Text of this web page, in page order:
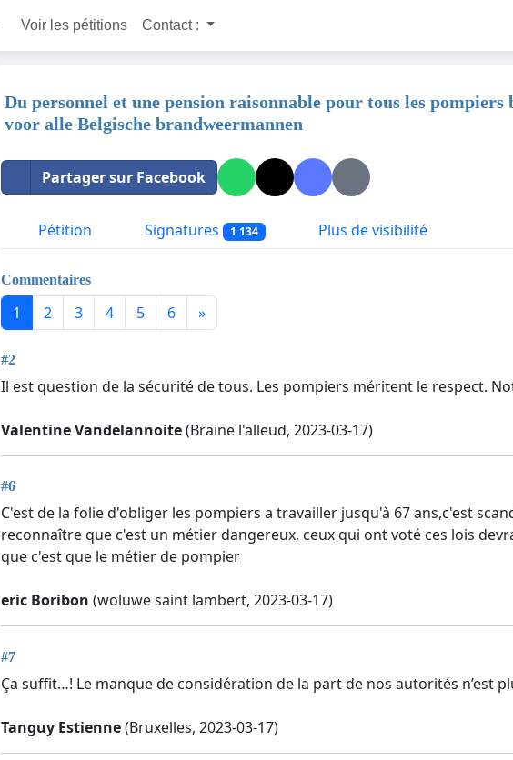
Voir les pétitions Contact :
Du personnel et une pension raisonnable pour tous les pompiers
voor alle Belgische brandweermannen
Partager sur Facebook
Pétition Signatures 1 134 Plus de visibilité
Commentaires
1 2 3 4 5 6 »
#2
Il est question de la sécurité de tous. Les pompiers méritent le respect.
Valentine Vandelannoite(Braine l'alleud, 2023-03-17)
#6
C'est de la folie d'obliger les pompiers a travailler jusqu'à 67 ans,c'est
reconnaître que c'est un métier dangereux, ceux qui ont voté ces lois
que c'est que le métier de pompier
eric Boribon (woluwe saint lambert, 2023-03-17)
#7
Ça suffit…! Le manque de considération de la part de nos autorités n’est
Tanguy Estienne(Bruxelles, 2023-03-17)